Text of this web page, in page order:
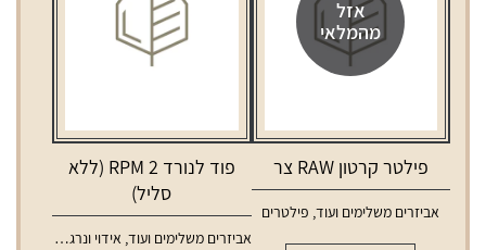
אזל
מהמלאי
פילטר קרטון RAW צר
אביזרים משלימים ועוד, פילטרים
פוד לנורד 2 RPM (ללא
סליל)
אביזרים משלימים ועוד, אידוי ונרגילות